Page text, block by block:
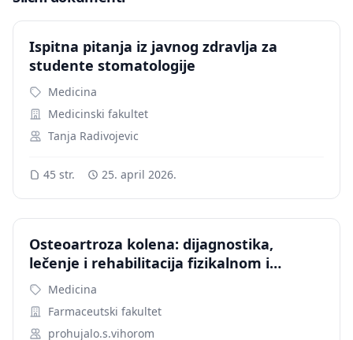
Ispitna pitanja iz javnog zdravlja za
studente stomatologije
Medicina
Medicinski fakultet
Tanja Radivojevic
45 str. 25. april 2026.
Osteoartroza kolena: dijagnostika,
lečenje i rehabilitacija fizikalnom i
kineziterapijom
Medicina
Farmaceutski fakultet
prohujalo.s.vihorom